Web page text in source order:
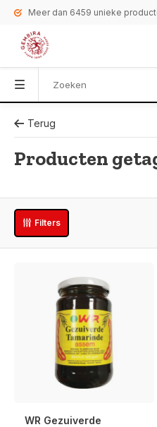
Meer dan 6459 unieke
Terug
Producten
Filters
WR Gezuiverde